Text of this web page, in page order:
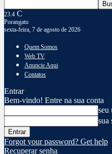
23.4 C
Porangatu
sexta-feira, 7 de agosto de 2026
Quem Somos
Web TV
Anuncie Aqui
Contatos
Entrar
Bem-vindo! Entre na sua conta
seu
sua
Forgot your password? Get help
Recuperar senha